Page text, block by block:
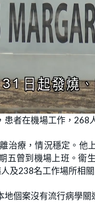
患者在機場工作，268
治療，情況穩定。
五曾到機場上班。衞
及238名工作場所相
個案沒有流行病學關